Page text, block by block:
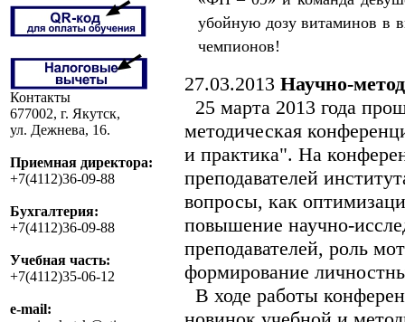
Контакты
677002, г. Якутск,
ул. Дежнева, 16.
Приемная директора:
+7(4112)36-09-88
Бухгалтерия:
+7(4112)36-09-88
Учебная часть:
+7(4112)35-06-12
e-mail:
убойную дозу витаминов в
чемпионов!
27.03.2013 Научно-
25 марта 2013 года
методическая
и практика". На
преподавателей
вопросы, как
повышение научно-
преподавателей, роль
формирование
В ходе работы